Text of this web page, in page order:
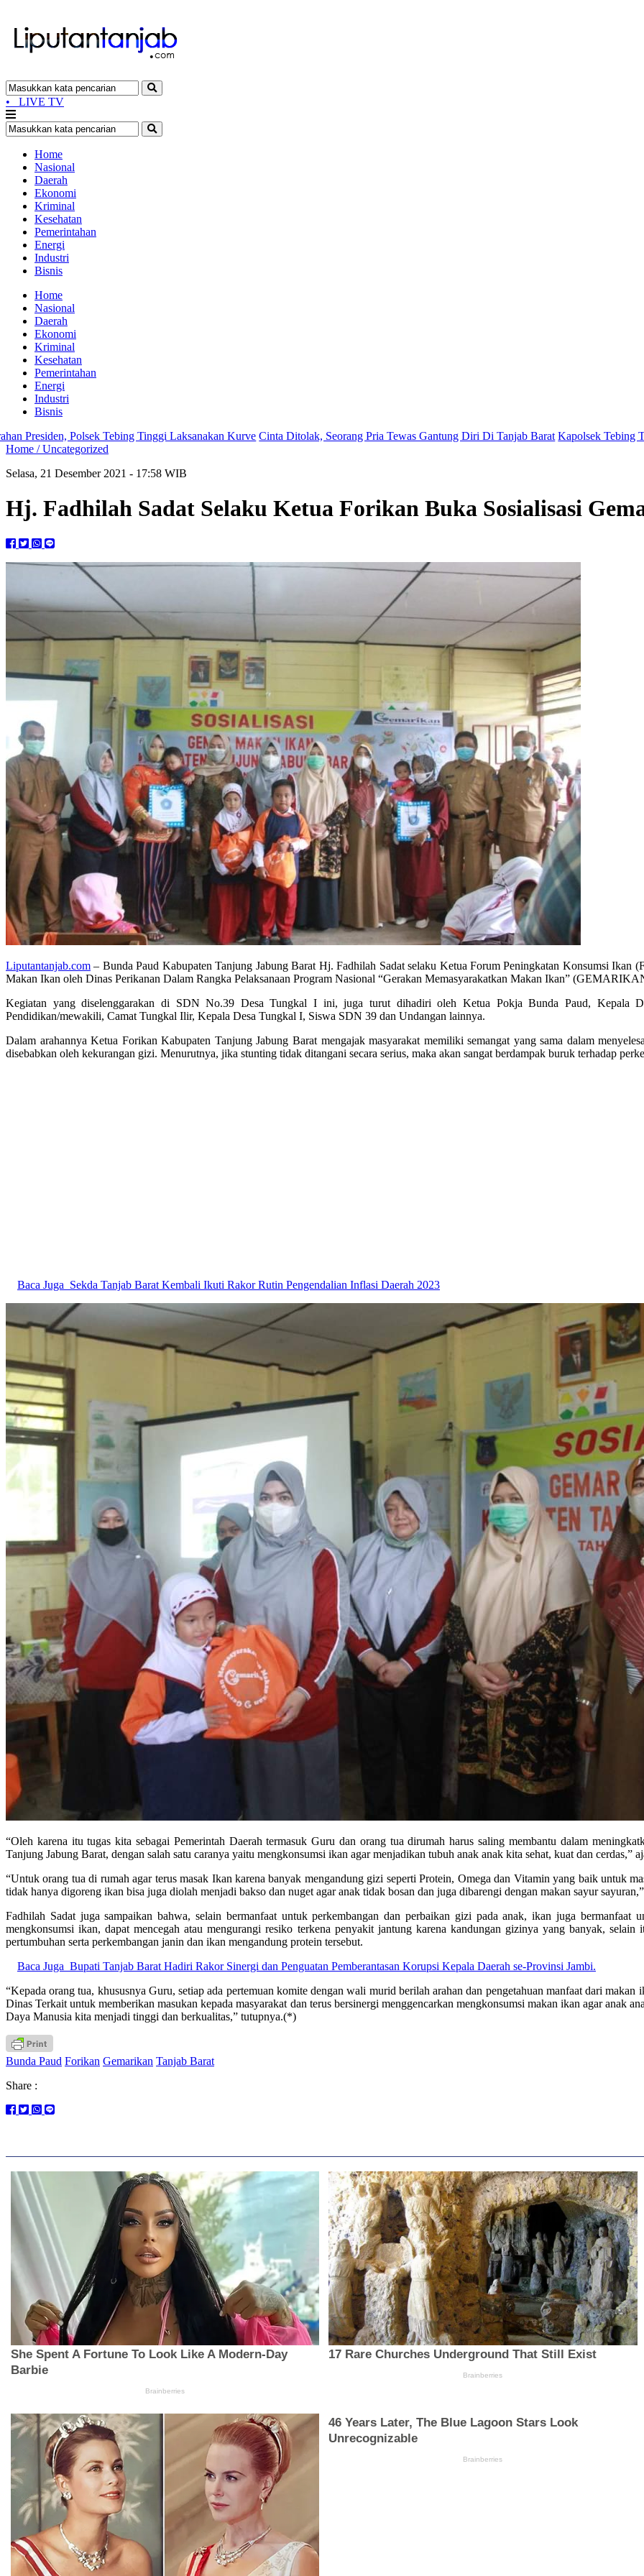
• LIVE TV
Home
Nasional
Daerah
Ekonomi
Kriminal
Kesehatan
Pemerintahan
Energi
Industri
Bisnis
Home
Nasional
Daerah
Ekonomi
Kriminal
Kesehatan
Pemerintahan
Energi
Industri
Bisnis
Tebing Tinggi Laksanakan Kurve Cinta Ditolak, Seorang Pria Tewas Gantung Diri Di Tanjab Barat Kapolsek Tebing Tinggi Pimpin
Home /Uncategorized
Selasa, 21 Desember 2021 - 17:58 WIB
Hj. Fadhilah Sadat Selaku Ketua Forikan Buka Sosialisasi
Liputantanjab.com – Bunda Paud Kabupaten Tanjung Jabung Barat Hj. Fadhilah Sadat selaku Ketua Forum Peningkatan Konsumsi Ikan
Makan Ikan oleh Dinas Perikanan Dalam Rangka Pelaksanaan Program Nasional “Gerakan Memasyarakatkan Makan Ikan”
Kegiatan yang diselenggarakan di SDN No.39 Desa Tungkal I ini, juga turut dihadiri oleh Ketua Pokja Bunda Paud, Kepala
Pendidikan/mewakili, Camat Tungkal Ilir, Kepala Desa Tungkal I, Siswa SDN 39 dan Undangan lainnya.
Dalam arahannya Ketua Forikan Kabupaten Tanjung Jabung Barat mengajak masyarakat memiliki semangat yang sama dalam
disebabkan oleh kekurangan gizi. Menurutnya, jika stunting tidak ditangani secara serius, maka akan sangat berdampak buruk terhadap
Baca Juga Sekda Tanjab Barat Kembali Ikuti Rakor Rutin Pengendalian Inflasi Daerah 2023
“Oleh karena itu tugas kita sebagai Pemerintah Daerah termasuk Guru dan orang tua dirumah harus saling membantu dalam
Tanjung Jabung Barat, dengan salah satu caranya yaitu mengkonsumsi ikan agar menjadikan tubuh anak anak kita sehat, kuat dan cerdas,”
“Untuk orang tua di rumah agar terus masak Ikan karena banyak mengandung gizi seperti Protein, Omega dan Vitamin yang baik untuk
tidak hanya digoreng ikan bisa juga diolah menjadi bakso dan nuget agar anak tidak bosan dan juga dibarengi dengan makan sayur
Fadhilah Sadat juga sampaikan bahwa, selain bermanfaat untuk perkembangan dan perbaikan gizi pada anak, ikan juga
mengkonsumsi ikan, dapat mencegah atau mengurangi resiko terkena penyakit jantung karena kandungan gizinya yang banyak,
pertumbuhan serta perkembangan janin dan ikan mengandung protein tersebut.
Baca Juga Bupati Tanjab Barat Hadiri Rakor Sinergi dan Penguatan Pemberantasan Korupsi Kepala Daerah se-Provinsi Jambi.
“Kepada orang tua, khususnya Guru, setiap ada pertemuan komite dengan wali murid berilah arahan dan pengetahuan manfaat dari
Dinas Terkait untuk memberikan masukan kepada masyarakat dan terus bersinergi menggencarkan mengkonsumsi makan ikan agar anak
Daya Manusia kita menjadi tinggi dan berkualitas,” tutupnya.(*)
Bunda Paud Forikan Gemarikan Tanjab Barat
Share :